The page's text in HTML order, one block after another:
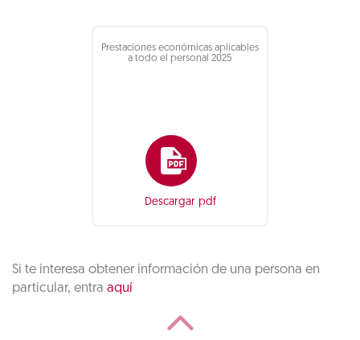
Prestaciones económicas aplicables
a todo el personal 2025
Descargar pdf
Si te interesa obtener información de una persona en
particular, entra aquí